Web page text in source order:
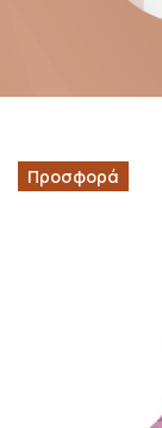
Προσφορά